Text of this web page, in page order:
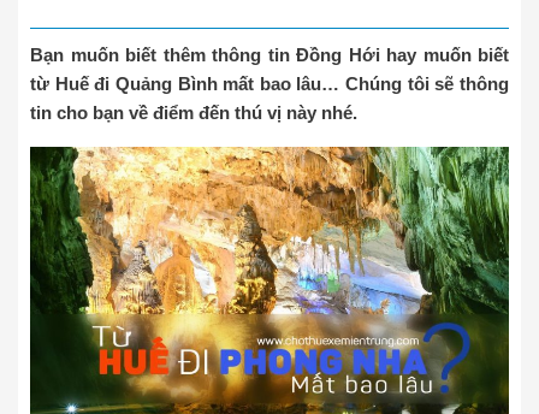
Bạn muốn biết thêm thông tin Đồng Hới hay muốn biết
từ Huế đi Quảng Bình mất bao lâu… Chúng tôi sẽ thông
tin cho bạn về điểm đến thú vị này nhé.